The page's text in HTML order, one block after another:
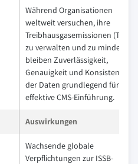
Während Organisationen
weltweit versuchen, ihre
Treibhausgasemissionen (THG)
zu verwalten und zu mindern,
bleiben Zuverlässigkeit,
Genauigkeit und Konsistenz
der Daten grundlegend für jede
effektive CMS-Einführung.
Auswirkungen
Wachsende globale
Verpflichtungen zur ISSB-